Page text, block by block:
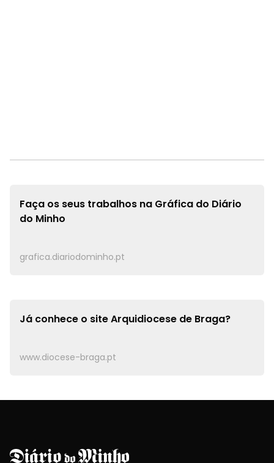
Faça os seus trabalhos na Gráfica do Diário
do Minho
grafica.diariodominho.pt
Já conhece o siteArquidiocese de Braga?
www.diocese-braga.pt